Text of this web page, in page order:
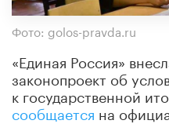
Фото: golos-pravda.ru
«Единая Россия»
законопроект об
к государственной
сообщается на